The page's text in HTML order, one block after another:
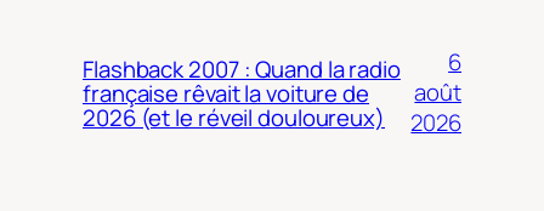
Flashback 2007 : Quand la radio
française rêvait la voiture de
2026 (et le réveil douloureux)
6
août
2026